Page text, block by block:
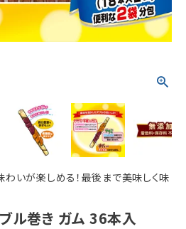
いが楽しめる！最後まで美味しく味
ル巻き ガム 36本入